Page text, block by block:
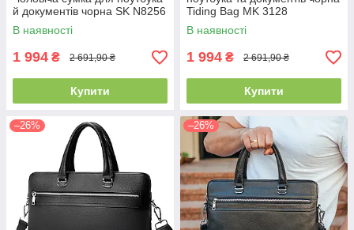
й документів чорна SK N8256
В наявності
1 994 ₴ 2 691,90 ₴
Купити
Tiding Bag MK 3128
В наявності
1 994 ₴ 2 691,90 ₴
Купити
–26% –26%